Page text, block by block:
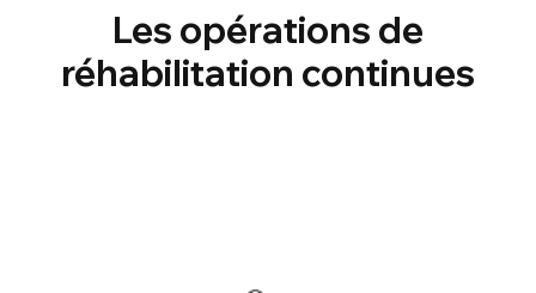
Les opérations de
réhabilitation continues